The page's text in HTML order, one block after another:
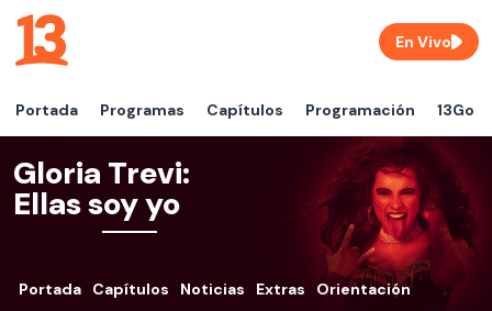
Portada Programas Capítulos Programación 13Go
En Vivo
Gloria Trevi:
Ellas soy yo
Portada Capítulos Noticias Extras Orientación